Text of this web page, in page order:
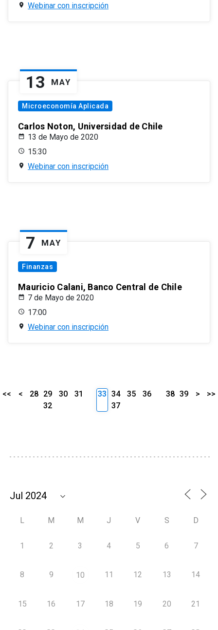
Webinar con inscripción
13 MAY
Microeconomía Aplicada
Carlos Noton, Universidad de Chile
13 de Mayo de 2020
15:30
Webinar con inscripción
7 MAY
Finanzas
Mauricio Calani, Banco Central de Chile
7 de Mayo de 2020
17:00
Webinar con inscripción
<< < 28 29 30
31
32
33 34 35
36
37
38 39 > >>
L M M J V S D
1 2 3 4 5 6 7
8 9 10 11 12 13 14
15 16 17 18 19 20 21